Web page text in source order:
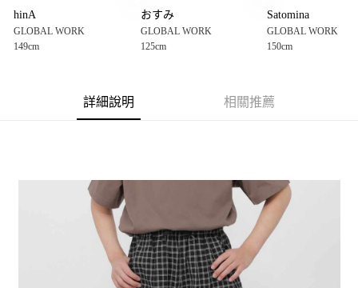
1.本服務由台灣大哥大提供，台灣大哥大用戶可立即使用無須另外申請。
2.付款方式選擇「大哥付你分期」，訂單成立後會自動跳轉到大哥付的交易
3.實際核准額度、可分期數及費用金額請依後續交易確認頁面所載為準。
4.訂單成立30分鐘內，如未前往確認交易或遇審核未通過，訂單將自動取
消。如遇「轉專審核」未通過狀況，表示未達大哥付你分期系統評分，恕無
2.透過簡訊連結打開帳單後，可選擇「超商條碼／台灣大直營門市／銀行轉
帳／街口支付／iPASS MONEY」等通路繳費。
1.本服務係由「台灣大哥大股份有限公司」（以下簡稱本公司）所提供，讓
用戶於交易時，得透過本服務購買商品或服務，並由商店將買賣／分期付款
買賣價金債權讓與本公司後，依約使用本公司帳單繳交帳款。
AFTEE先享後付
１．於結帳方式選擇「AFTEE先享後付」後，將跳轉至「AFTEE先享後付」
結帳頁面，進行簡訊認證並確認金額後，即可完成結帳。
２．訂單成立數日內，您將收到繳費通知簡訊。
３．收到繳費通知簡訊後14天內，點擊此簡訊中的連結，可透過四大超商／
ATM／網路銀行／等多元方式進行付款，方視為交易完成。
※ 請注意：結帳手續完成當下不需立刻繳費，但若您需要取消訂單，請聯絡
購買商品的店家。未經商家同意取消之訂單仍視為有效，需透過AFTEE先享
全家 取貨付款
每筆NT$80，滿NT$888(含以上)免運費
每筆NT$80，滿NT$1,500(含以上)免運費
hinA
GLOBAL WORK
149cm
おすみ
GLOBAL WORK
125cm
Satomina
GLOBAL WORK
150cm
詳細說明 相關推薦